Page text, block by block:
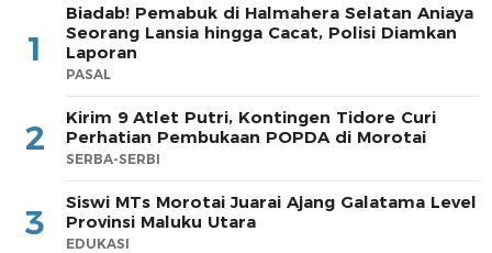
1
Biadab! Pemabuk di Halmahera Selatan Aniaya
Seorang Lansia hingga Cacat, Polisi Diamkan
Laporan
PASAL
2
Kirim 9 Atlet Putri, Kontingen Tidore Curi
Perhatian Pembukaan POPDA di Morotai
SERBA-SERBI
3
Siswi MTs Morotai Juarai Ajang Galatama Level
Provinsi Maluku Utara
EDUKASI